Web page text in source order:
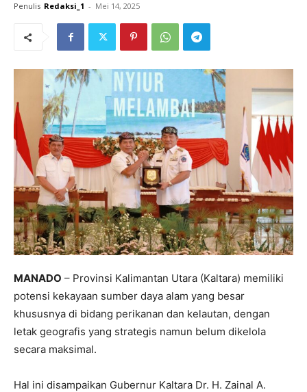
Penulis Redaksi_1 - Mei 14, 2025
MANADO – Provinsi Kalimantan Utara (Kaltara) memiliki
potensi kekayaan sumber daya alam yang besar
khususnya di bidang perikanan dan kelautan, dengan
letak geografis yang strategis namun belum dikelola
secara maksimal.
Hal ini disampaikan Gubernur Kaltara Dr. H. Zainal A.